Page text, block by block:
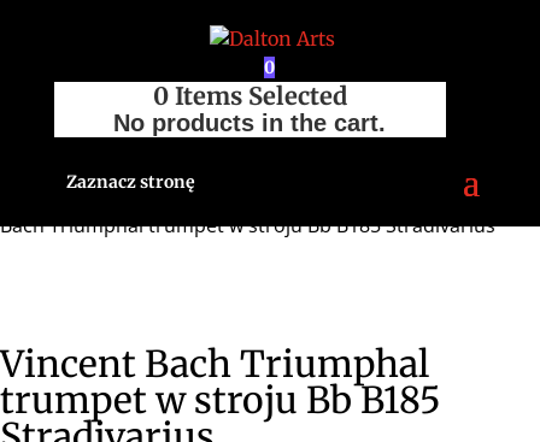
0
0 Items Selected
No products in the cart.
Zaznacz stronę
Strona główna/Sklep
/ Vincent
Bach Triumphal trumpet w stroju Bb B185 Stradivarius
Vincent Bach Triumphal
trumpet w stroju Bb B185